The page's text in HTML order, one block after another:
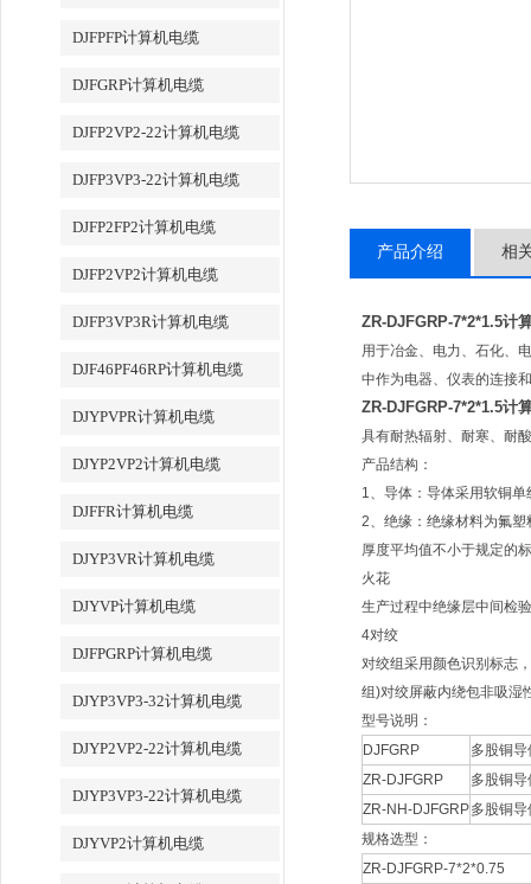
DJFPFP计算机电缆
DJFGRP计算机电缆
DJFP2VP2-22计算机电缆
DJFP3VP3-22计算机电缆
DJFP2FP2计算机电缆
DJFP2VP2计算机电缆
DJFP3VP3R计算机电缆
DJF46PF46RP计算机电缆
DJYPVPR计算机电缆
DJYP2VP2计算机电缆
DJFFR计算机电缆
DJYP3VR计算机电缆
DJYVP计算机电缆
DJFPGRP计算机电缆
DJYP3VP3-32计算机电缆
DJYP2VP2-22计算机电缆
DJYP3VP3-22计算机电缆
DJYVP2计算机电缆
产品介绍 相
ZR-DJFGRP-7*2*1.5计
用于冶金、电力、石化、
中作为电器、仪表的连接
ZR-DJFGRP-7*2*1.5计
具有耐热辐射、耐寒、耐
产品结构：
1、导体：导体采用软铜
2、绝缘：绝缘材料为氟
厚度平均值不小于规定的
火花
生产过程中绝缘层中间检
4对绞
对绞组采用颜色识别标志
组)对绞屏蔽内绕包非吸湿
型号说明：
DJFGRP
多股铜
ZR-DJFGRP
多股铜
ZR-NH-DJFGRP多股铜
规格选型：
ZR-DJFGRP-